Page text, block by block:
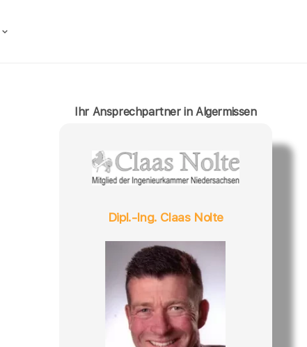
Ihr Ansprechpartner in Algermissen
Dipl.-Ing. Claas Nolte